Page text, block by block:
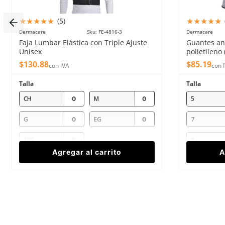
Enviar comentario
★★★★★ (5)
Dermacare Sku: FE-4816-3
Faja Lumbar Elástica con Triple Ajuste
Unisex
$130.88con IVA
Talla
CH
M
G EG
2EG
Agregar al carrito
★★★★★
Dermacare
Guantes
polietileno
$85.19con
Talla
5
7
9